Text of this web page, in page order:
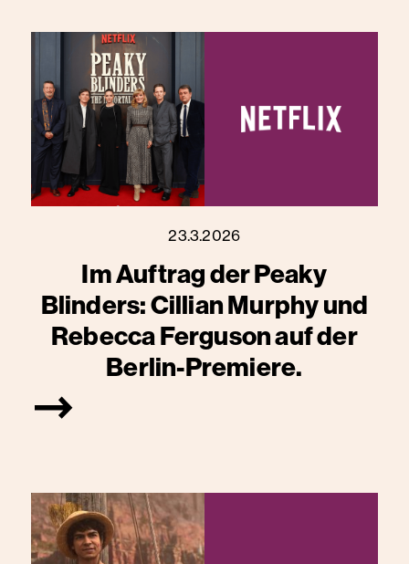
23.3.2026
Im Auftrag der Peaky
Blinders: Cillian Murphy und
Rebecca Ferguson auf der
Berlin-Premiere.